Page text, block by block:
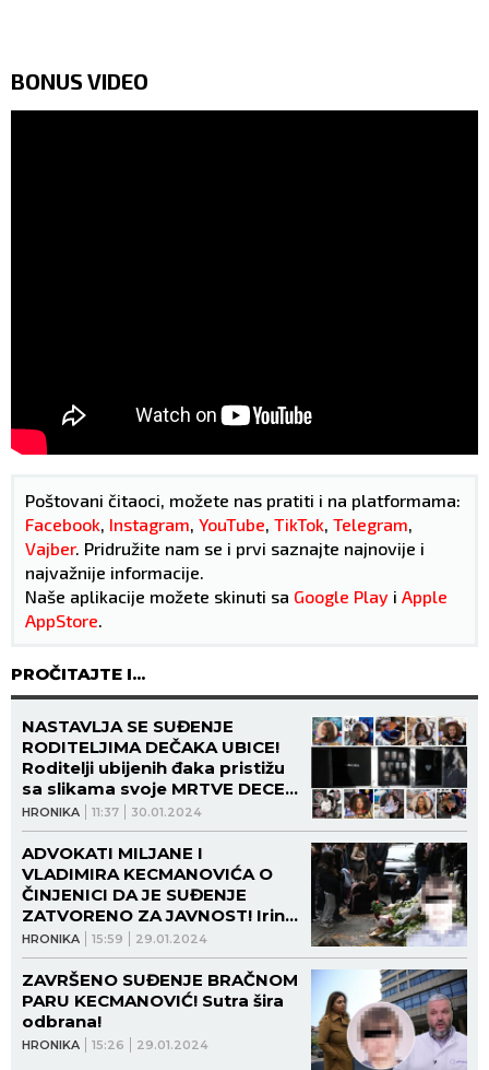
BONUS VIDEO
Poštovani čitaoci, možete nas pratiti i na platformama:
Facebook Instagram YouTube TikTok Telegram
Vajber. Pridružite nam se i prvi saznajte najnovije i
najvažnije informacije.
Naše aplikacije možete skinuti sa Google Play i Apple
AppStore
PROČITAJTE I...
HRONIKA 11:37 30.01.2024
NASTAVLJA SE SUĐENJE
RODITELJIMA DEČAKA UBICE!
Roditelji ubijenih đaka pristižu
sa slikama svoje MRTVE DECE -
potresne scene ispred suda!
(FOTO GALERIJA)
HRONIKA 15:59 29.01.2024
ADVOKATI MILJANE I
VLADIMIRA KECMANOVIĆA O
ČINJENICI DA JE SUĐENJE
ZATVORENO ZA JAVNOST! Irina
Borović oštro reagovala!
(VIDEO)
HRONIKA 15:26 29.01.2024
ZAVRŠENO SUĐENJE BRAČNOM
PARU KECMANOVIĆ! Sutra šira
odbrana!